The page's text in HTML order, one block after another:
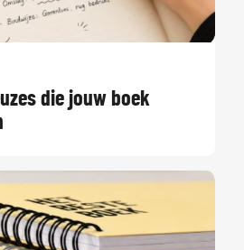
die jouw boek